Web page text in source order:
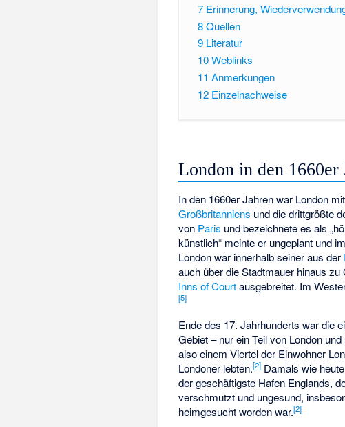
7 Erinnerung,
8Quellen
9 Literatur
10Weblinks
11 Anmerkungen
12 Einzelnachweise
London in den 1660er
In den 1660er Jahren war London
Großbritanniens und die drittgrößte
von Paris und bezeichnete es als
künstlich“ meinte er ungeplant und
London war innerhalb seiner aus der
auch über die Stadtmauer hinaus
Inns of Courtausgebreitet. Im
[5]
Ende des 17. Jahrhunderts war die
Gebiet – nur ein Teil von London
also einem Viertel der Einwohner
Londoner lebten.[2] Damals wie
der geschäftigste Hafen Englands,
verschmutzt und ungesund,
heimgesucht worden war.[2]